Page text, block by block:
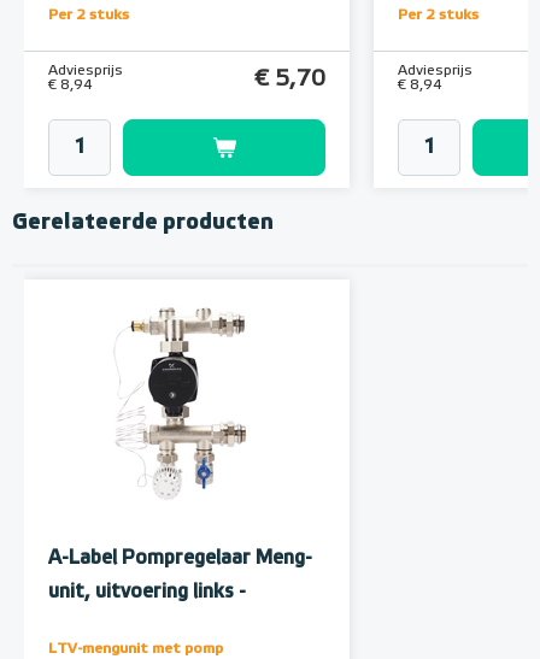
Per 2 stuks
Adviesprijs
€ 8,94
€ 5,70
Per 2 stuks
Adviesprijs
€ 8,94
Gerelateerde producten
A-Label Pompregelaar Meng-
unit, uitvoering links -
LTV-mengunit met pomp